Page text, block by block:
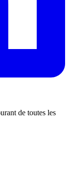
de toutes les